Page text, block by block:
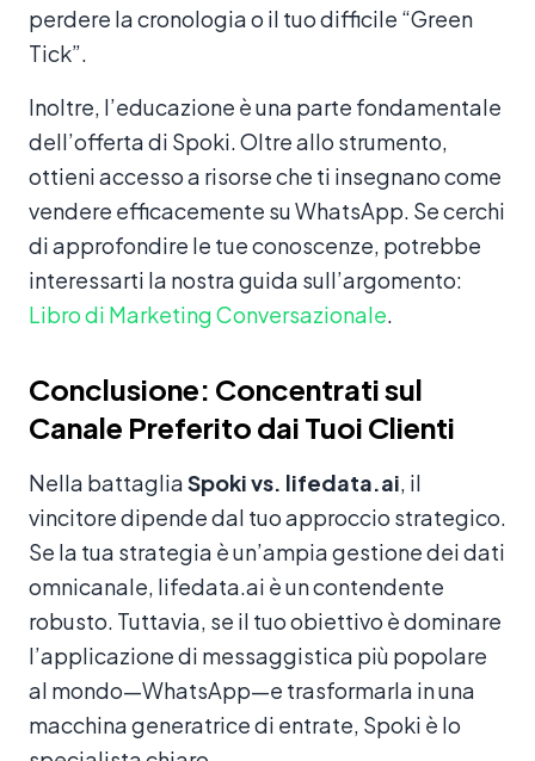
perdere la cronologia o il tuo difficile “Green
Tick”.
Inoltre, l’educazione è una parte fondamentale
dell’offerta di Spoki. Oltre allo strumento,
ottieni accesso a risorse che ti insegnano come
vendere efficacemente su WhatsApp. Se cerchi
di approfondire le tue conoscenze, potrebbe
interessarti la nostra guida sull’argomento:
Libro di Marketing Conversazionale.
Conclusione: Concentrati sul
Canale Preferito dai Tuoi Clienti
Nella battagliaSpoki vs. lifedata.ai, il
vincitore dipende dal tuo approccio strategico.
Se la tua strategia è un’ampia gestione dei dati
omnicanale, lifedata.ai è un contendente
robusto. Tuttavia, se il tuo obiettivo è dominare
l’applicazione di messaggistica più popolare
al mondo—WhatsApp—e trasformarla in una
macchina generatrice di entrate, Spoki è lo